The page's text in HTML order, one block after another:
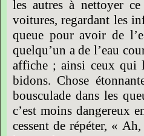
les autres à nettoyer
voitures, regardant les
queue pour avoir de
quelqu’un a de l’eau
affiche ; ainsi ceux qui
bidons. Chose
bousculade dans les
c’est moins dangereux
cessent de répéter, «